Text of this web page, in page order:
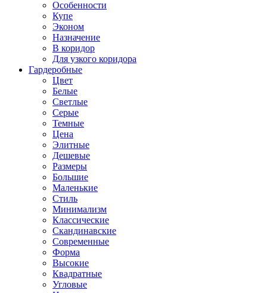
Особенности
Купе
Эконом
Назначение
В коридор
Для узкого коридора
Гардеробные
Цвет
Белые
Светлые
Серые
Темные
Цена
Элитные
Дешевые
Размеры
Большие
Маленькие
Стиль
Минимализм
Классические
Скандинавские
Современные
Форма
Высокие
Квадратные
Угловые